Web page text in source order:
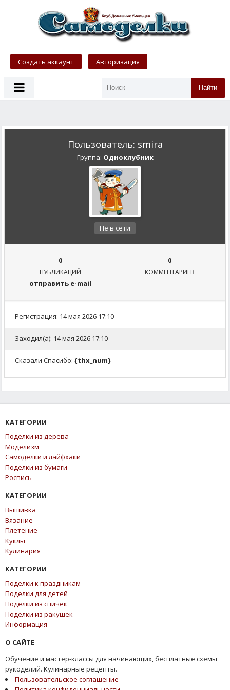
Создать аккаунт Авторизация
Найти
Пользователь: smira
Группа: Одноклубник
Не в сети
0
ПУБЛИКАЦИЙ
0
КОММЕНТАРИЕВ
отправить e-mail
Регистрация: 14 мая 2026 17:10
Заходил(а): 14 мая 2026 17:10
Сказали Спасибо: {thx_num}
КАТЕГОРИИ
Поделки из дерева
Моделизм
Самоделки и лайфхаки
Поделки из бумаги
Роспись
КАТЕГОРИИ
Вышивка
Вязание
Плетение
Куклы
Кулинария
КАТЕГОРИИ
Поделки к праздникам
Поделки для детей
Поделки из спичек
Поделки из ракушек
Информация
О САЙТЕ
Обучение и мастер-классы для начинающих, бесплатные схемы
рукоделий. Кулинарные рецепты.
Пользовательское соглашение